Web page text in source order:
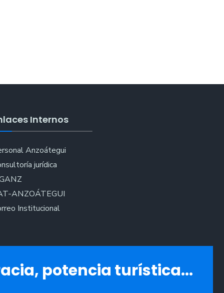
Internos
Anzoátegui
jurídica
ANZOÁTEGUI
Institucional
potencia turística...